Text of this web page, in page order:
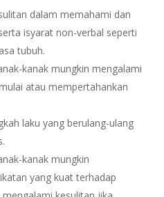
dalam memahami dan
isyarat non-verbal seperti
tubuh.
kanak mungkin mengalami
atau mempertahankan
laku yang berulang-ulang
kanak mungkin
yang kuat terhadap